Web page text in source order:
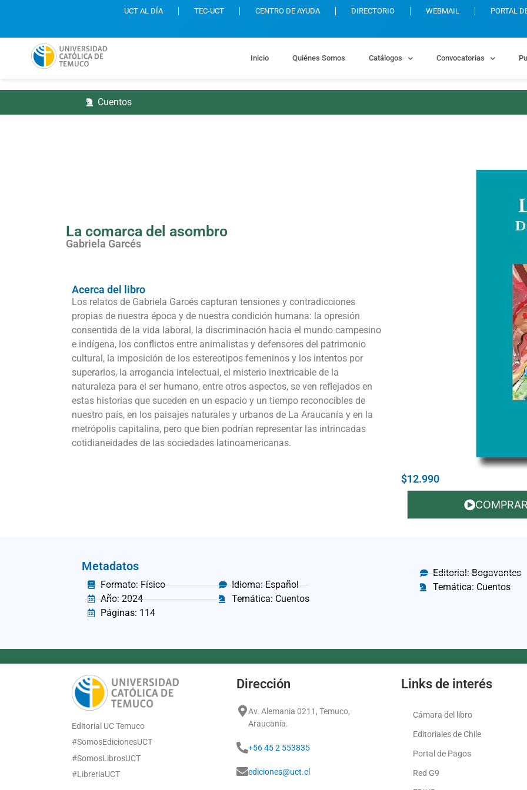
UCT AL DÍA TEC-UCT CENTRO DE AYUDA DIRECTORIO WEBMAIL PORTAL
Inicio Quiénes Somos Catálogos Convocatorias
Cuentos
La comarca del asombro
Gabriela Garcés
Acerca del libro
Los relatos de Gabriela Garcés capturan tensiones y contradicciones
propias de nuestra época y de nuestra condición humana: la opresión
consentida de la vida laboral, la discriminación hacia el mundo campesino
e indígena, los conflictos entre animalistas y defensores del patrimonio
cultural, la imposición de los estereotipos femeninos y los intentos por
superarlos, la arrogancia intelectual, el misterio inextricable de la
naturaleza para el ser humano, entre otros aspectos, se ven reflejados en
estas historias que suceden en un espacio y un tiempo reconocibles de
nuestro país, en los paisajes naturales y urbanos de La Araucanía y en la
metrópolis capitalina, pero que bien podrían representar las intrincadas
cotidianeidades de las sociedades latinoamericanas.
$12.990
Metadatos
Formato: Físico
Año: 2024
Páginas: 114
Idioma: Español
Temática: Cuentos
Editorial: Bogavantes
Temática: Cuentos
Editorial UC Temuco
#SomosEdicionesUCT
#SomosLibrosUCT
#LibreriaUCT
Dirección
Av. Alemania 0211, Temuco,
Araucanía.
+56 45 2 553835
ediciones@uct.cl
Links de interés
Cámara del libro
Editoriales de Chile
Portal de Pagos
Red G9